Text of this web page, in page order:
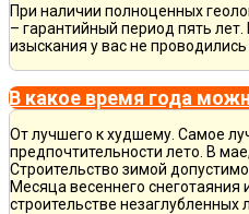
При наличии полноценных
– гарантийный период пять лет.
изыскания у вас не
В какое время года
От лучшего к худшему. Самое
предпочтительности лето. В
Строительство зимой
Месяца весеннего снеготаяния
строительстве незаглубленных